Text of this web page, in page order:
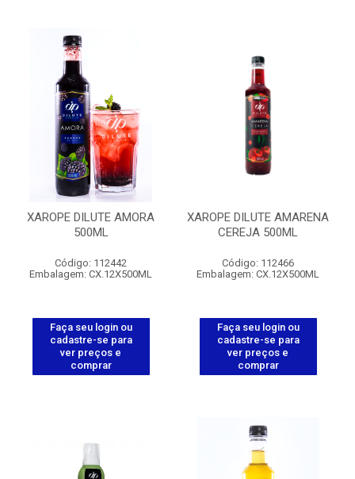
XAROPE DILUTE AMORA
500ML
Código: 112442
Embalagem: CX.12X500ML
Faça seu login ou
cadastre-se para
ver preços e
comprar
XAROPE DILUTE AMARENA
CEREJA 500ML
Código: 112466
Embalagem: CX.12X500ML
Faça seu login ou
cadastre-se para
ver preços e
comprar